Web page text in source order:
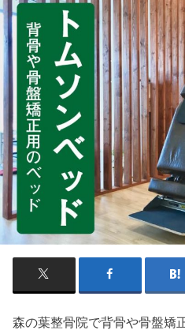
森の葉整骨院で背骨や骨盤矯